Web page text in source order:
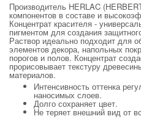
Производитель HERLAC
компонентов в составе и
Концентрат красителя -
пигментом для создания
Раствор идеально подходит для
элементов декора, напольных
порогов и полов. Концентрат
прорисовывает текстуру
материалов.
Интенсивность оттенка
наносимых слоев.
Долго сохраняет цвет.
Не теряет внешний вид от